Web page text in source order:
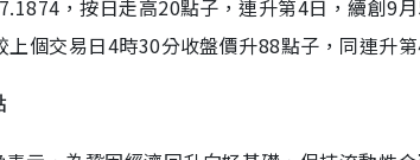
，按日走高20點子，連升第4日，續創9
個交易日4時30分收盤價升88點子，同連升